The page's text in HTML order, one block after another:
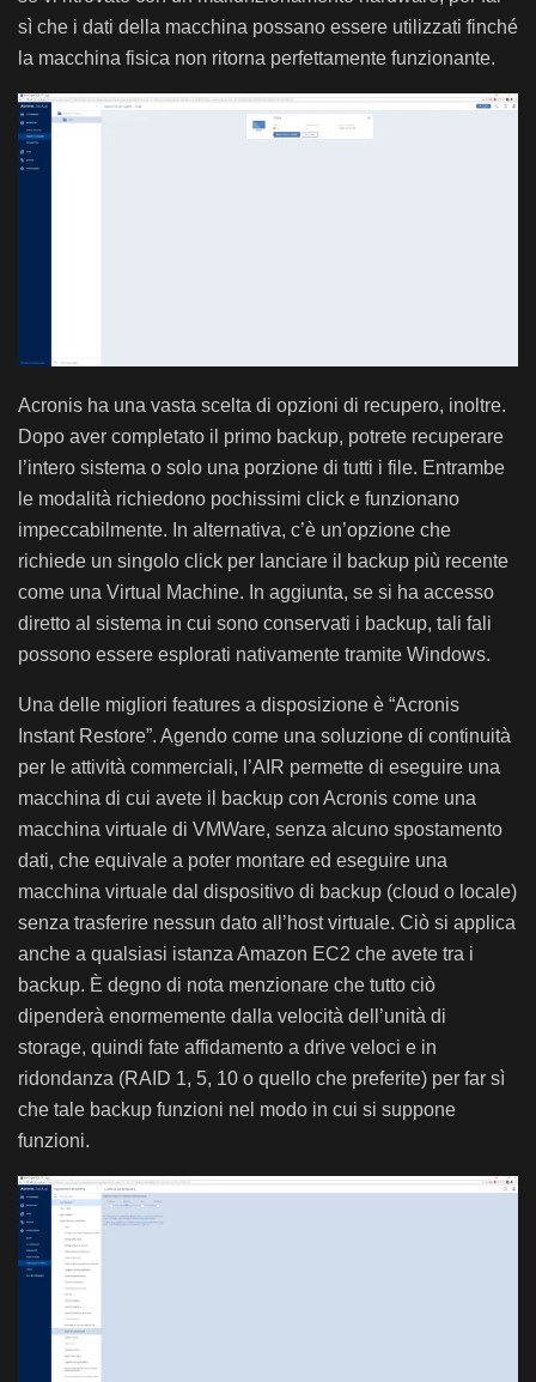
sì che i dati della macchina possano essere utilizzati finché
la macchina fisica non ritorna perfettamente funzionante.
Acronis ha una vasta scelta di opzioni di recupero, inoltre.
Dopo aver completato il primo backup, potrete recuperare
l’intero sistema o solo una porzione di tutti i file. Entrambe
le modalità richiedono pochissimi click e funzionano
impeccabilmente. In alternativa, c’è un’opzione che
richiede un singolo click per lanciare il backup più recente
come una Virtual Machine. In aggiunta, se si ha accesso
diretto al sistema in cui sono conservati i backup, tali fali
possono essere esplorati nativamente tramite Windows.
Una delle migliori features a disposizione è “Acronis
Instant Restore”. Agendo come una soluzione di continuità
per le attività commerciali, l’AIR permette di eseguire una
macchina di cui avete il backup con Acronis come una
macchina virtuale di VMWare, senza alcuno spostamento
dati, che equivale a poter montare ed eseguire una
macchina virtuale dal dispositivo di backup (cloud o locale)
senza trasferire nessun dato all’host virtuale. Ciò si applica
anche a qualsiasi istanza Amazon EC2 che avete tra i
backup. È degno di nota menzionare che tutto ciò
dipenderà enormemente dalla velocità dell’unità di
storage, quindi fate affidamento a drive veloci e in
ridondanza (RAID 1, 5, 10 o quello che preferite) per far sì
che tale backup funzioni nel modo in cui si suppone
funzioni.